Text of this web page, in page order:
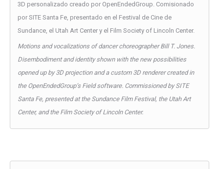
3D personalizado creado por OpenEndedGroup. Comisionado
por SITE Santa Fe, presentado en el Festival de Cine de
Sundance, el Utah Art Center y el Film Society of Lincoln Center.
Motions and vocalizations of dancer choreographer Bill T. Jones.
Disembodiment and identity shown with the new possibilities
opened up by 3D projection and a custom 3D renderer created in
the OpenEndedGroup’s Field software. Commissioned by SITE
Santa Fe, presented at the Sundance Film Festival, the Utah Art
Center, and the Film Society of Lincoln Center.